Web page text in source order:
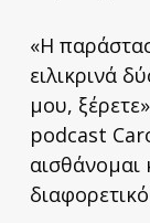
«Η
ειλικρινά
μου,
podcast
αισθάνομαι